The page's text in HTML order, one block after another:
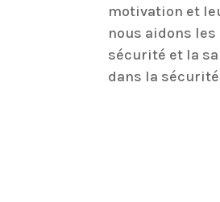
motivation et
nous aidons
sécurité et la
dans la